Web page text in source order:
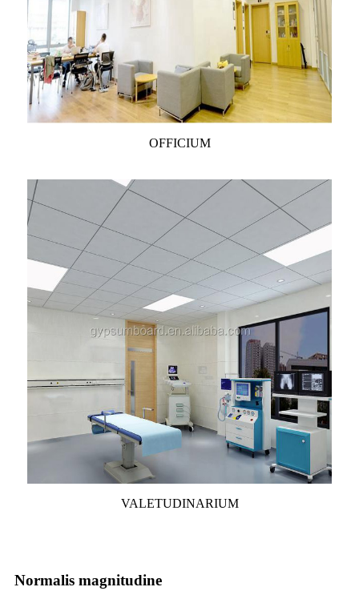
OFFICIUM
VALETUDINARIUM
Normalis magnitudine